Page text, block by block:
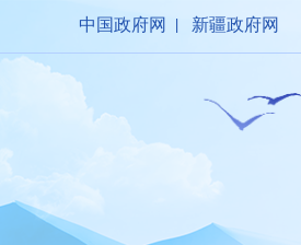
中国政府网 | 新疆政府网
首页 资讯